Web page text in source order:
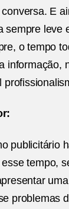
E
sempre leve
o tempo
informação,
publicitário
tempo,
problemas